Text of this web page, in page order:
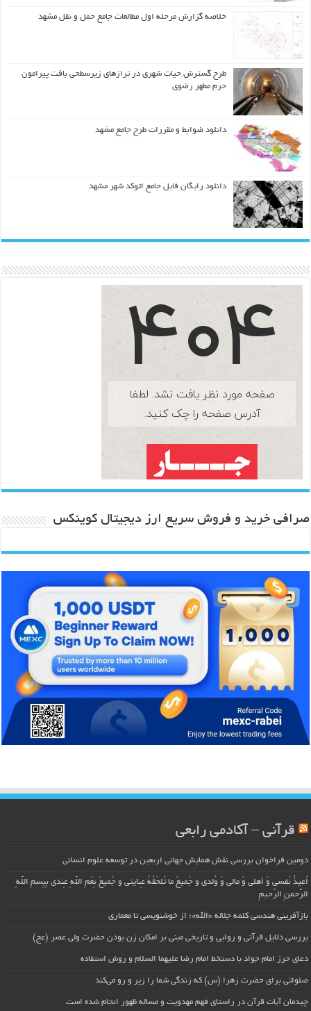
خلاصه گزارش مرحله اول مطالعات جامع حمل و نقل مشهد
طرح گسترش حیات شهري در ترازهاي زیرسطحی بافت پیرامون
حرم مطهر رضوي
دانلود ضوابط و مقررات طرح جامع مشهد
دانلود رایگان فایل جامع اتوکد شهر مشهد
صرافی خرید و فروش سریع ارز دیجیتال کوینکس
قرآنی – آکادمی رابعی
دومین فراخوان بررسی نقش همایش جهانی اربعین در توسعه علوم انسانی
اُعیذُ نَفسی وَ أهلی وَ مالی وَ وُلدی و جَمیعَ ما تَلحَقُهُ عِنایتی و جَمیعَ نِعَمِ اللّهِ عِندی بِبِسمِ اللّهِ
الرَّحمنِ الرَّحیمِ
بازآفرینی هندسی کلمه جلاله «الله»؛ از خوشنویسی تا معماری
بررسی دلایل قرآنی و روایی و تاریخی مبنی بر امکان زن بودن حضرت ولی عصر (عج)
دعای حرز امام جواد با دستخط امام رضا علیهما السلام و روش استفاده
صلواتی برای حضرت زهرا (س) که زندگی شما را زیر و رو می‌کند
چیدمان آیات قرآن در راستای فهم مهدویت و مساله ظهور انجام شده است